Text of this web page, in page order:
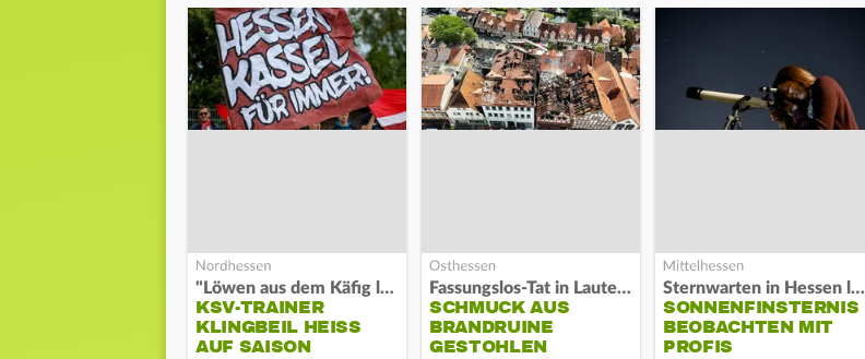
"Löwen aus dem Käfig lassen"
KSV-TRAINER
KLINGBEIL HEISS A
UF SAISON
Fassungslos-Tat in Lauterbach
SCHMUCK AUS
BRANDRUINE
GESTOHLEN
Sternwarten in Hessen laden ein
SONNENFINSTERNIS
BEOBACHTEN MIT
PROFIS